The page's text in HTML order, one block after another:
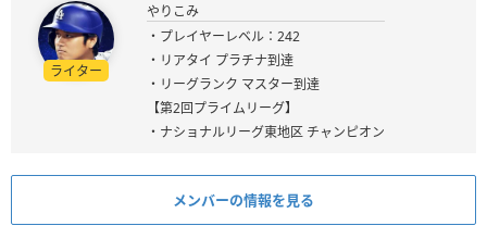
ライター
やりこみ
・プレイヤーレベル：242
・リアタイ プラチナ到達
・リーグランク マスター到達
【第2回プライムリーグ】
・ナショナルリーグ東地区 チャンピオン
メンバーの情報を見る